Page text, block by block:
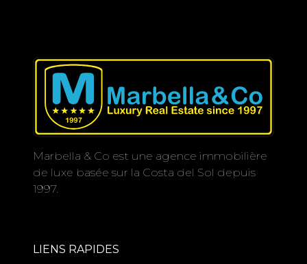
Marbella & Co est une agence immobilière
de luxe basée sur la Costa del Sol depuis
1997.
LIENS RAPIDES